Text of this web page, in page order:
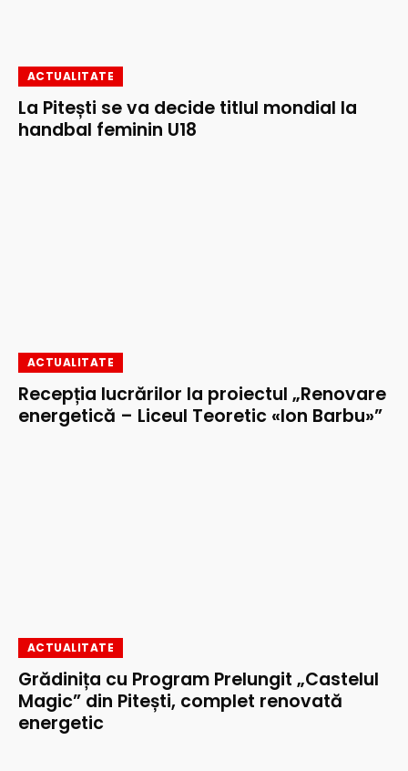
ACTUALITATE
La Pitești se va decide titlul mondial la
handbal feminin U18
ACTUALITATE
Recepția lucrărilor la proiectul „Renovare
energetică – Liceul Teoretic «Ion Barbu»”
ACTUALITATE
Grădinița cu Program Prelungit „Castelul
Magic” din Pitești, complet renovată
energetic